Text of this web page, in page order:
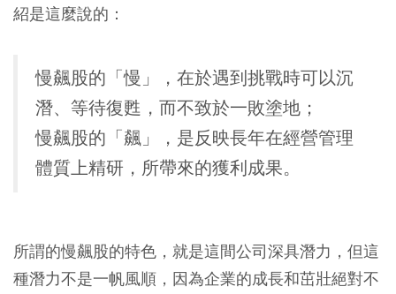
紹是這麼說的：
慢飆股的「慢」，在於遇到挑戰時可以沉
潛、等待復甦，而不致於一敗塗地；
慢飆股的「飆」，是反映長年在經營管理
體質上精研，所帶來的獲利成果。
所謂的慢飆股的特色，就是這間公司深具潛力，但這
種潛力不是一帆風順，因為企業的成長和茁壯絕對不